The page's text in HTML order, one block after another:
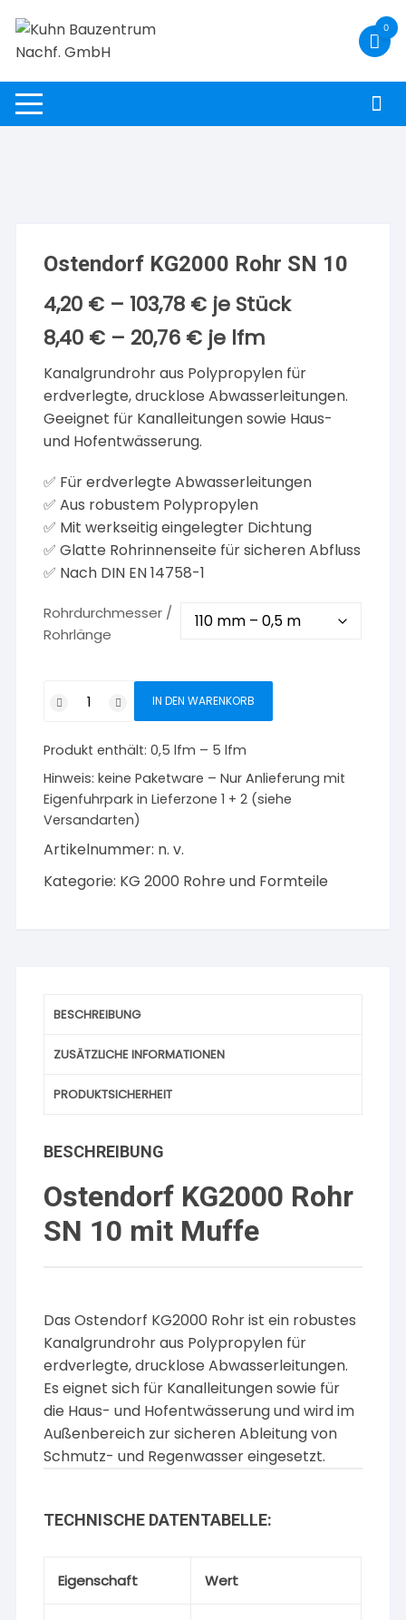
Inhalt
springen
0
Ostendorf KG2000 Rohr SN 10
4,20 € – 103,78 € je Stück
8,40 € – 20,76 € je lfm
Kanalgrundrohr aus Polypropylen für
erdverlegte, drucklose Abwasserleitungen.
Geeignet für Kanalleitungen sowie Haus-
und Hofentwässerung.
✅ Für erdverlegte Abwasserleitungen
✅ Aus robustem Polypropylen
✅ Mit werkseitig eingelegter Dichtung
✅ Glatte Rohrinnenseite für sicheren Abfluss
✅ Nach DIN EN 14758-1
Rohrdurchmesser /
Rohrlänge
KG2000
SN
10
Menge
IN DEN WARENKORB
Produkt enthält: 0,5lfm – 5lfm
Hinweis:keine Paketware – Nur Anlieferung mit
Eigenfuhrpark in Lieferzone 1 + 2 (siehe
Versandarten)
Artikelnummer: n. v.
Kategorie: KG 2000 Rohre und Formteile
BESCHREIBUNG
ZUSÄTZLICHE INFORMATIONEN
PRODUKTSICHERHEIT
BESCHREIBUNG
Ostendorf KG2000 Rohr
SN 10 mit Muffe
Das Ostendorf KG2000 Rohr ist ein robustes
Kanalgrundrohr aus Polypropylen für
erdverlegte, drucklose Abwasserleitungen.
Es eignet sich für Kanalleitungen sowie für
die Haus- und Hofentwässerung und wird im
Außenbereich zur sicheren Ableitung von
Schmutz- und Regenwasser eingesetzt.
TECHNISCHE DATENTABELLE:
Eigenschaft Wert